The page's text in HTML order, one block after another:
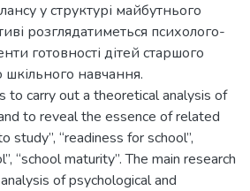
у структурі майбутнього
розглядатиметься психолого-
готовності дітей старшого
шкільного навчання.
to carry out a theoretical analysis of
to reveal the essence of related
study”, “readiness for school”,
“school maturity”. The main research
of psychological and